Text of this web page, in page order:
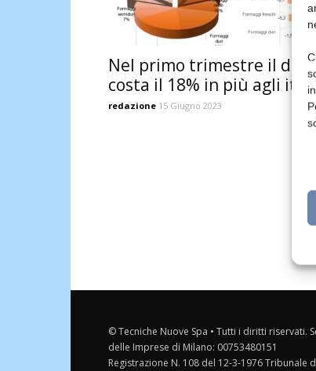
Nel primo trimestre il
costa il 18% in più agli
redazione 15 Giugno 2023
© Tecniche Nuove Spa • Tutti i diritti riservati.
delle Imprese di Milano: 00753480151
Registrazione N. 108 del 12-3-1976